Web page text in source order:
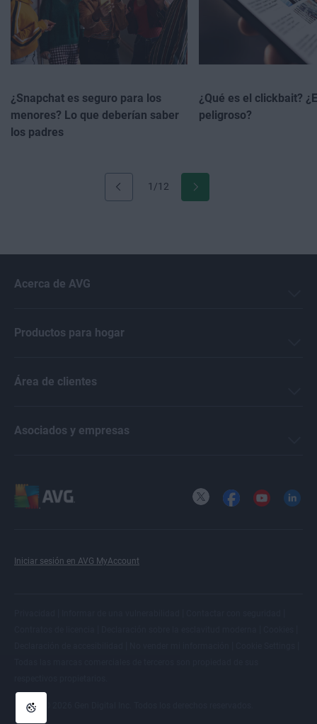
1/12
¿Snapchat es seguro para los
menores? Lo que deberían saber
los padres
¿Qué es el clickbait?
peligroso?
Acerca de AVG
Productos para hogar
Área de clientes
Asociados y empresas
Iniciar sesión en AVG MyAccount